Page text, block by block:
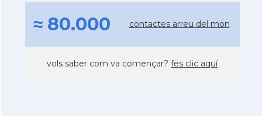
≈ 80.000 contactes arreu del mon
vols saber com va començar? fes clic aquí